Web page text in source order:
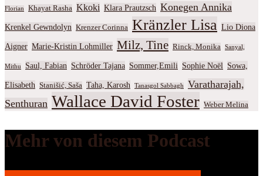
Florian Khayat Rasha Kkoki Klara Prautzsch Konegen Annika
Krenkel Gewndolyn Krenzer Corinna Kränzler Lisa Lio Diona
Aigner Marie-Kristin Lohmiller Milz, Tine Rinck, Monika Sanyal,
Mithu Saul, Fabian Schröder Tajana Sommer,Emili Sophie Noël Sowa,
Elisabeth Stanišić, Saša Taha, Karosh Tanasgol Sabbagh
Varatharajah,
Senthuran Wallace David Foster Weber Melina
Mehr von diesem Podcast